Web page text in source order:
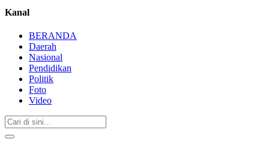
Kanal
BERANDA
Daerah
Nasional
Pendidikan
Politik
Foto
Video